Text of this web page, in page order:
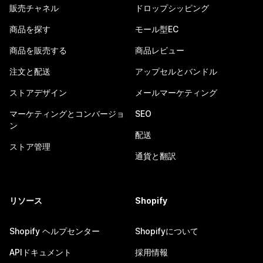
販売チャネル
商品を探す
商品を販売する
注文と配送
ストアデザイン
マーケティングとコンバージョ
ン
ストア管理
ドロップシッピング
モール型EC
商品レビュー
アップセルとバンドル
メールマーケティング
SEO
配送
通貨と翻訳
リソース
Shopify ヘルプセンター
APIドキュメント
Shopify
Shopifyについて
採用情報